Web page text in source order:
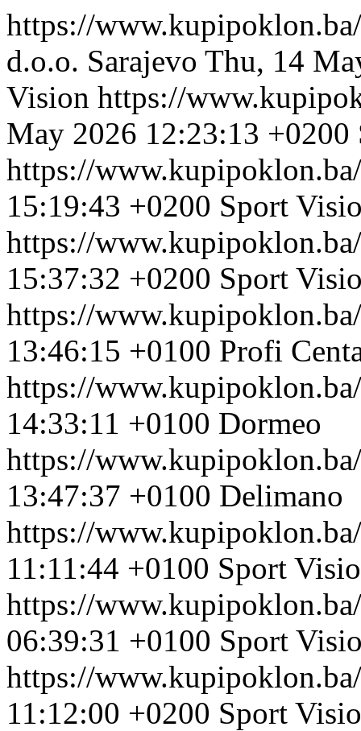
https://
d.o.o. Sarajevo Thu, 14
Vision https://
May 2026 12:23:13 +0200
https://
15:19:43 +0200 Sport
https://
15:37:32 +0200 Sport
https://
13:46:15 +0100 Profi
https://
14:33:11 +0100 Dormeo
https://
13:47:37 +0100 Delimano
https://
11:11:44 +0100 Sport
https://
06:39:31 +0100 Sport
https://
11:12:00 +0200 Sport